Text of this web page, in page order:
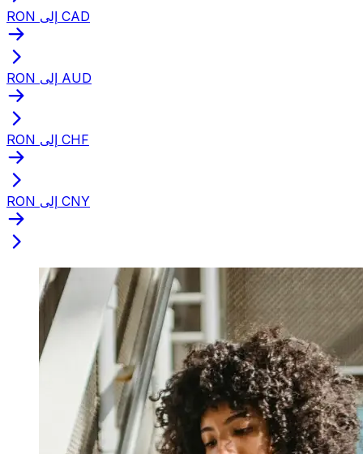
RON إلى CAD
RON إلى AUD
RON إلى CHF
RON إلى CNY